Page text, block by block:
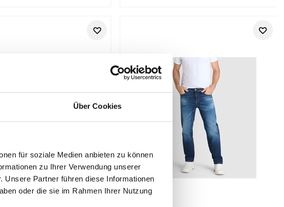
Über Cookies
für soziale Medien anbieten zu können
zu Ihrer Verwendung unserer
Unsere Partner führen diese Informationen
oder die sie im Rahmen Ihrer Nutzung